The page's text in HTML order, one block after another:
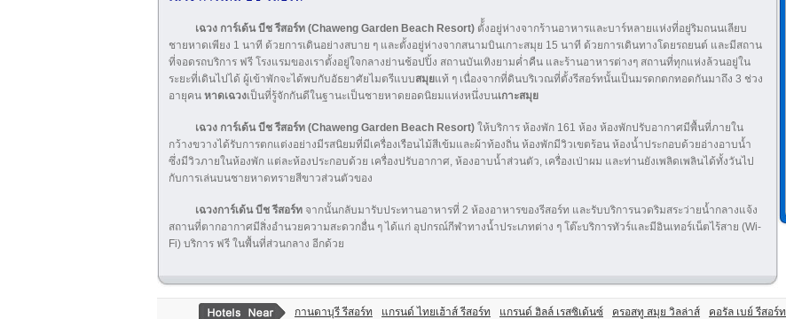
เฉวง การ์เด้น บีช รีสอร์ท (Chaweng Garden Beach Resort) ตั้้งอยู่ห่างจากร้านอาหารและบาร์หลายแห่งที่อยู่ริมถนนเลียบ
ชายหาดเพียง 1 นาที ด้วยการเดินอย่างสบาย ๆ และตั้งอยู่ห่างจากสนามบินเกาะสมุย 15 นาที ด้วยการเดินทางโดยรถยนต์ และมีสถาน
ที่จอดรถบริการ ฟรี โรงแรมของเราตั้งอยู่ใจกลางย่านช้อปปิ้ง สถานบันเทิงยามค่ำคืน และร้านอาหารต่างๆ สถานที่ทุกแห่งล้วนอยู่ใน
ระยะที่เดินไปได้ ผู้เข้าพักจะได้พบกับอัธยาศัยไมตรีแบบสมุยแท้ ๆ เนื่องจากที่ดินบริเวณที่ตั้งรีสอร์ทนั้นเป็นมรดกตกทอดกันมาถึง 3 ช่วง
อายุคน หาดเฉวงเป็นที่รู้จักกันดีในฐานะเป็นชายหาดยอดนิยมแห่งหนึ่งบนเกาะสมุย
เฉวง การ์เด้น บีช รีสอร์ท (Chaweng Garden Beach Resort) ให้บริการ ห้องพัก 161 ห้อง ห้องพักปรับอากาศมีพื้นที่ภายใน
กว้างขวางได้รับการตกแต่งอย่างมีรสนิยมที่มีเครื่องเรือนไม้สีเข้มและผ้าท้องถิ่น ห้องพักมีวิวเขตร้อน ห้องน้ำประกอบด้วยอ่างอาบน้ำ
ซึ่งมีวิวภายในห้องพัก แต่ละห้องประกอบด้วย เครื่องปรับอากาศ, ห้องอาบน้ำส่วนตัว, เครื่องเป่าผม และท่านยังเพลิดเพลินได้ทั้งวันไป
กับการเล่นบนชายหาดทรายสีขาวส่วนตัวของ
เฉวงการ์เด้น บีช รีสอร์ท จากนั้นกลับมารับประทานอาหารที่ 2 ห้องอาหารของรีสอร์ท และรับบริการนวดริมสระว่ายน้ำกลางแจ้ง
สถานที่ตากอากาศมีสิ่งอำนวยความสะดวกอื่น ๆ ได้แก่ อุปกรณ์กีฬาทางน้ำประเภทต่าง ๆ โต๊ะบริการทัวร์และมีอินเทอร์เน็ตไร้สาย (Wi-
Fi) บริการ ฟรี ในพื้นที่ส่วนกลาง อีกด้วย
กานดาบุรี รีสอร์ท แกรนด์ ไทยเฮ้าส์ รีสอร์ท แกรนด์ ฮิลล์ เรสซิเด้นซ์ ครอสทู สมุย วิลล่าส์ คอรัล เบย์ รีสอร์ท